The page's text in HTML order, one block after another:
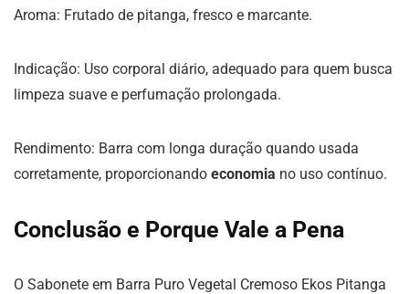
Aroma: Frutado de pitanga, fresco e marcante.
Indicação: Uso corporal diário, adequado para quem busca
limpeza suave e perfumação prolongada.
Rendimento: Barra com longa duração quando usada
corretamente, proporcionando economia no uso contínuo.
Conclusão e Porque Vale a Pena
O Sabonete em Barra Puro Vegetal Cremoso Ekos Pitanga